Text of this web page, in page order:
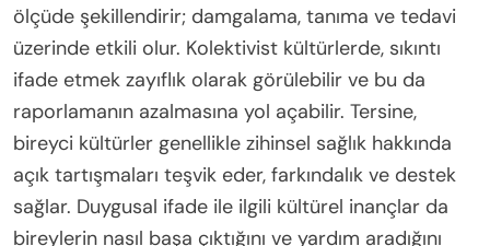
ölçüde şekillendirir; damgalama, tanıma ve tedavi
üzerinde etkili olur. Kolektivist kültürlerde, sıkıntı
ifade etmek zayıflık olarak görülebilir ve bu da
raporlamanın azalmasına yol açabilir. Tersine,
bireyci kültürler genellikle zihinsel sağlık hakkında
açık tartışmaları teşvik eder, farkındalık ve destek
sağlar. Duygusal ifade ile ilgili kültürel inançlar da
bireylerin nasıl başa çıktığını ve yardım aradığını